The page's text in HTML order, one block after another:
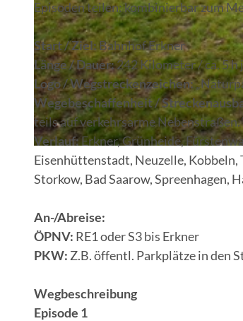
Episoden teilen: kombinierbar zum
Start / Ziel: Bahnhof Erkner
Länge / Dauer:242 Kilometer / ca. 5 h
Logo / Wegstreckenzeichen:
Wegebeschaffenheit /
teils auf verkehrsarme
Verlauf:Erkner, Grünheide,
Eisenhüttenstadt, Neuzelle, Kobbeln,
Storkow, Bad Saarow, Spreenhagen,
An-/Abreise:
ÖPNV: RE1 oder S3 bis Erkner
PKW: Z.B. öffentl. Parkplätze in den
Wegbeschreibung
Episode 1